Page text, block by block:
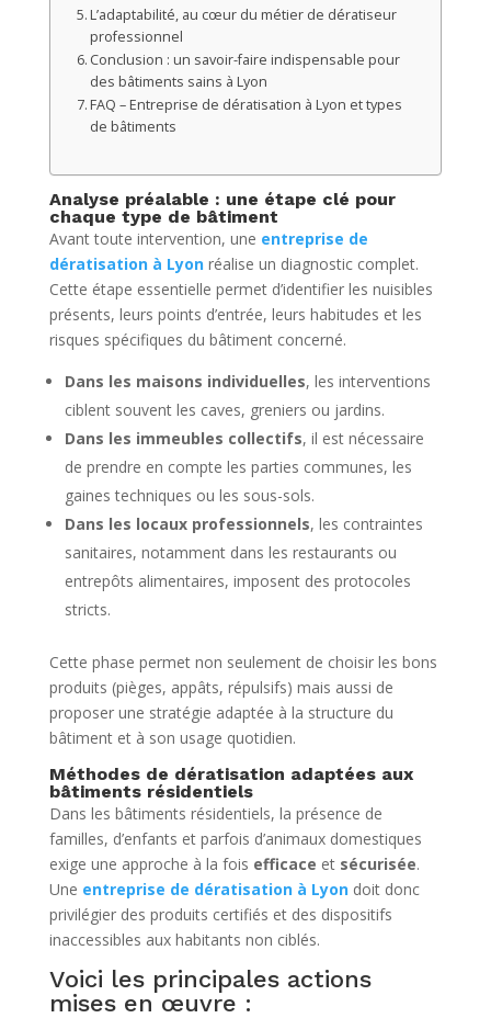
L’adaptabilité, au cœur du métier de dératiseur
professionnel
Conclusion : un savoir-faire indispensable pour
des bâtiments sains à Lyon
FAQ – Entreprise de dératisation à Lyon et types
de bâtiments
Analyse préalable : une étape clé pour
chaque type de bâtiment
Avant toute intervention, une entreprise de
dératisation à Lyon réalise un diagnostic complet.
Cette étape essentielle permet d’identifier les nuisibles
présents, leurs points d’entrée, leurs habitudes et les
risques spécifiques du bâtiment concerné.
Dans les maisons individuelles, les interventions
ciblent souvent les caves, greniers ou jardins.
Dans les immeubles collectifs, il est nécessaire
de prendre en compte les parties communes, les
gaines techniques ou les sous-sols.
Dans les locaux professionnels, les contraintes
sanitaires, notamment dans les restaurants ou
entrepôts alimentaires, imposent des protocoles
stricts.
Cette phase permet non seulement de choisir les bons
produits (pièges, appâts, répulsifs) mais aussi de
proposer une stratégie adaptée à la structure du
bâtiment et à son usage quotidien.
Méthodes de dératisation adaptées aux
bâtiments résidentiels
Dans les bâtiments résidentiels, la présence de
familles, d’enfants et parfois d’animaux domestiques
exige une approche à la fois efficace et sécurisée.
Une entreprise de dératisation à Lyondoit donc
privilégier des produits certifiés et des dispositifs
inaccessibles aux habitants non ciblés.
Voici les principales actions
mises en œuvre :